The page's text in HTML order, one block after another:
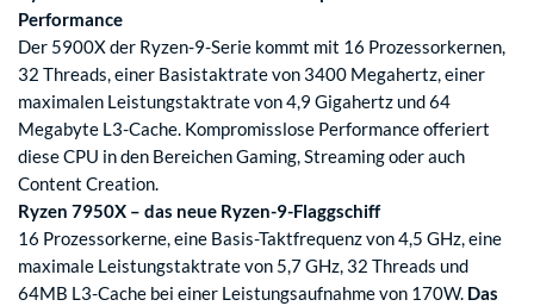
Performance
Der 5900X der Ryzen-9-Serie kommt mit 16 Prozessorkernen,
32 Threads, einer Basistaktrate von 3400 Megahertz, einer
maximalen Leistungstaktrate von 4,9 Gigahertz und 64
Megabyte L3-Cache. Kompromisslose Performance offeriert
diese CPU in den Bereichen Gaming, Streaming oder auch
Content Creation.
Ryzen 7950X – das neue Ryzen-9-Flaggschiff
16 Prozessorkerne, eine Basis-Taktfrequenz von 4,5 GHz, eine
maximale Leistungstaktrate von 5,7 GHz, 32 Threads und
64MB L3-Cache bei einer Leistungsaufnahme von 170W. Das